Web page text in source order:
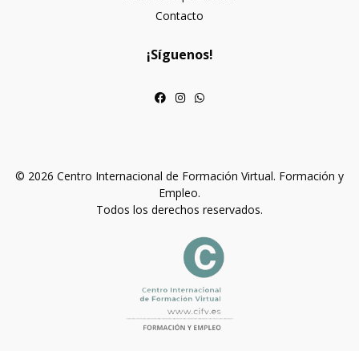
Contacto
¡Síguenos!
© 2026 Centro Internacional de Formación Virtual. Formación y
Empleo.
Todos los derechos reservados.